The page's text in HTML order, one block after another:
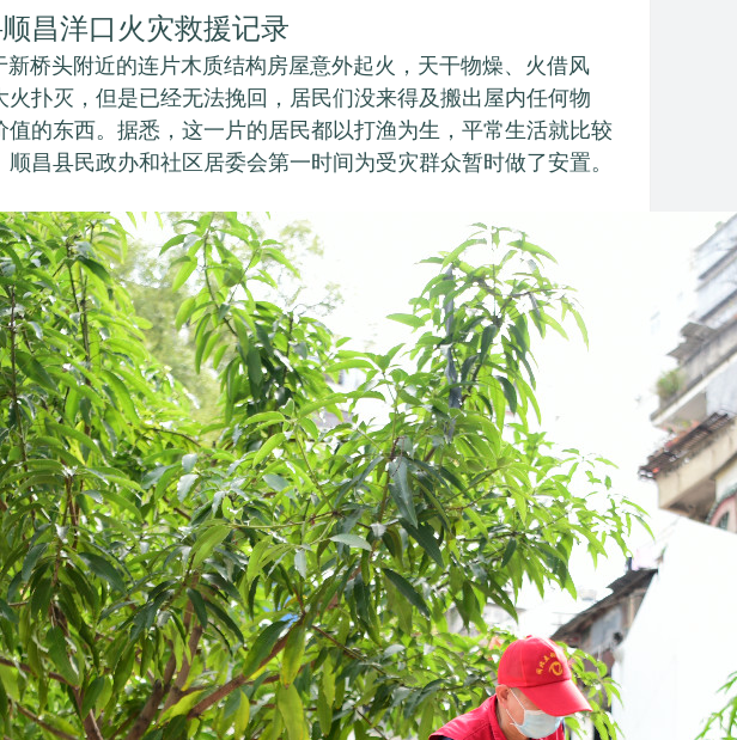
昌洋口火灾救援记录
头附近的连片木质结构房屋意外起火，天干物燥、火借风
扑灭，但是已经无法挽回，居民们没来得及搬出屋内任何物
的东西。据悉，这一片的居民都以打渔为生，平常生活就比较
昌县民政办和社区居委会第一时间为受灾群众暂时做了安置。